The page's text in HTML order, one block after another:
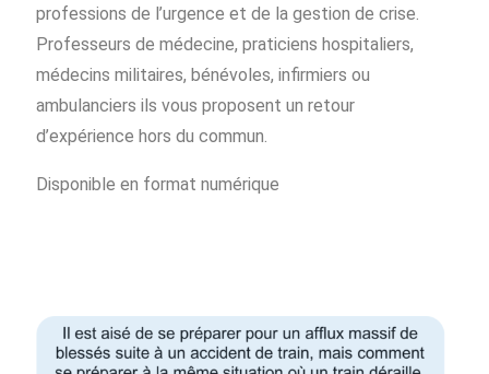
professions de l’urgence et de la gestion de crise.
Professeurs de médecine, praticiens hospitaliers,
médecins militaires, bénévoles, infirmiers ou
ambulanciers ils vous proposent un retour
d’expérience hors du commun.
Disponible en format numérique